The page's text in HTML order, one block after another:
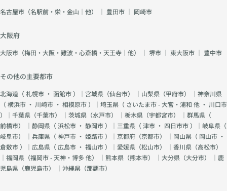
名古屋市（名駅前・栄・金山｜他） ｜ 豊田市 ｜ 岡崎市
大阪府
大阪市（梅田・大阪・難波・心斎橋・天王寺｜他） ｜ 堺市 ｜ 東大阪市 ｜ 豊中市
その他の主要都市
北海道（札幌市 ・ 函館市）｜宮城県（仙台市） ｜山梨県（甲府市） ｜神奈川県
（横浜市 ・ 川崎市 ・ 相模原市）｜埼玉県（ さいたま市 - 大宮・浦和 他 ・ 川口市
）｜千葉県（千葉市） ｜茨城県（水戸市） ｜栃木県（宇都宮市） ｜群馬県（
前橋市） ｜静岡県（浜松市 ・ 静岡市）｜三重県（津市 ・ 四日市市）｜岐阜県（
岐阜市） ｜兵庫県（神戸市 ・ 姫路市）｜京都府（京都市） ｜岡山県（ 岡山市 ・
倉敷市）｜広島県（ 広島市 ・ 福山市）｜愛媛県（松山市） ｜香川県（高松市）
｜福岡県（福岡市 - 天神・博多 他） ｜熊本県（熊本市） ｜大分県（大分市） ｜鹿
児島県（鹿児島市） ｜沖縄県（那覇市）